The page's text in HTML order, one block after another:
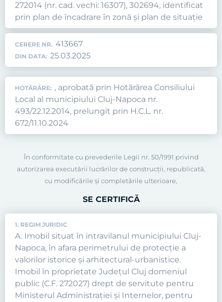
272014 (nr. cad. vechi: 16307), 302694, identificat
prin plan de încadrare în zonă și plan de situație
CERERE NR. 413667
DIN DATA: 25.03.2025
HOTĂRÂRE: , aprobată prin Hotărârea Consiliului
Local al municipiului Cluj-Napoca nr.
493/22.12.2014, prelungit prin H.C.L. nr.
672/11.10.2024
În conformitate cu prevederile Legii nr. 50/1991 privind
autorizarea executării lucrărilor de construcţii, republicată,
cu modificările şi completările ulterioare,
SE CERTIFICĂ
1. REGIM JURIDIC
A. Imobil situat în intravilanul municipiului Cluj-
Napoca, în afara perimetrului de protecţie a
valorilor istorice şi arhitectural-urbanistice.
Imobil în proprietate Județul Cluj domeniul
public (C.F. 272027) drept de servitute pentru
Ministerul Administrației și Internelor, pentru